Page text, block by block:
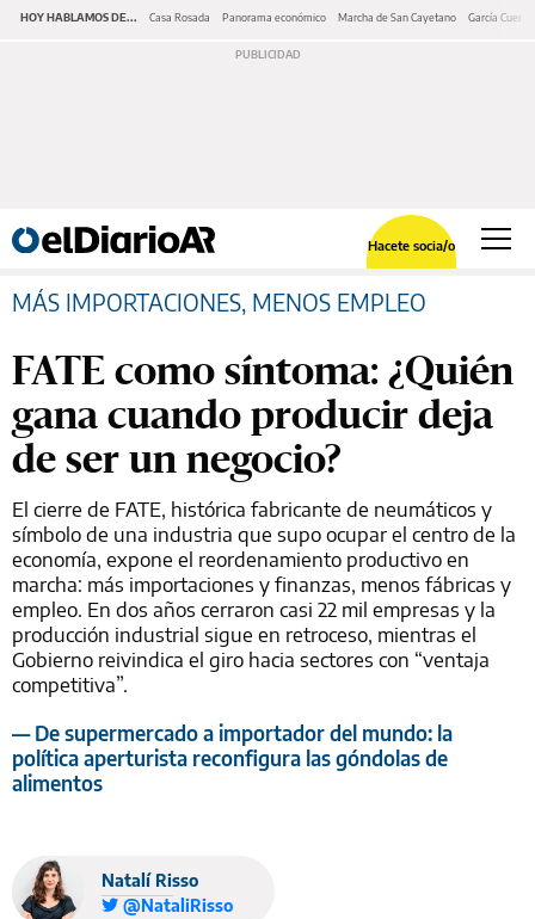
HOY HABLAMOS DE... Casa Rosada Panorama económico Marcha de San Cayetano García Cuerva
Hacete socia/o
MÁS IMPORTACIONES, MENOS EMPLEO
FATE como síntoma: ¿Quién
gana cuando producir deja
de ser un negocio?
El cierre de FATE, histórica fabricante de neumáticos y
símbolo de una industria que supo ocupar el centro de la
economía, expone el reordenamiento productivo en
marcha: más importaciones y finanzas, menos fábricas y
empleo. En dos años cerraron casi 22 mil empresas y la
producción industrial sigue en retroceso, mientras el
Gobierno reivindica el giro hacia sectores con “ventaja
competitiva”.
— De supermercado a importador del mundo: la
política aperturista reconfigura las góndolas de
alimentos
Natalí Risso
@NataliRisso